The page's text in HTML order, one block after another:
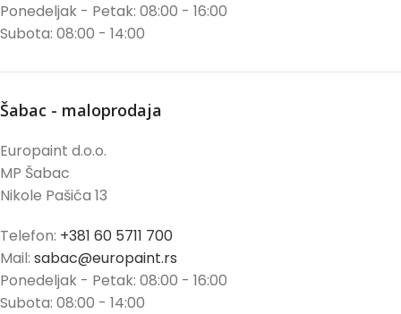
Ponedeljak - Petak: 08:00 - 16:00
Subota: 08:00 - 14:00
Šabac - maloprodaja
Europaint d.o.o.
MP Šabac
Nikole Pašića 13
Telefon: +381 60 5711 700
Mail: sabac@europaint.rs
Ponedeljak - Petak: 08:00 - 16:00
Subota: 08:00 - 14:00